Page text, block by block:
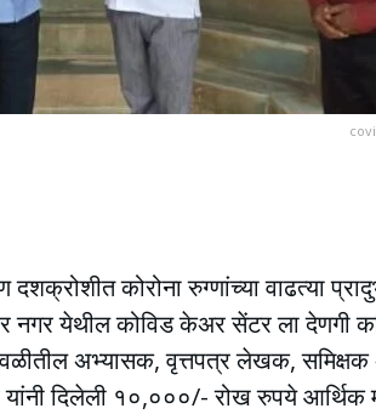
कोरोना रुग्णांच्या वाढत्या
नगर येथील कोविड केअर सेंटर ला देणगी
अभ्यासक, वृत्तपत्र लेखक,
यांनी दिलेली १०,०००/- रोख रुपये आर्थिक